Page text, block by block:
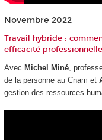
Novembre 2022
Travail hybride :
efficacité
Avec Michel Miné,
de la personne au Cnam et
gestion des ressources